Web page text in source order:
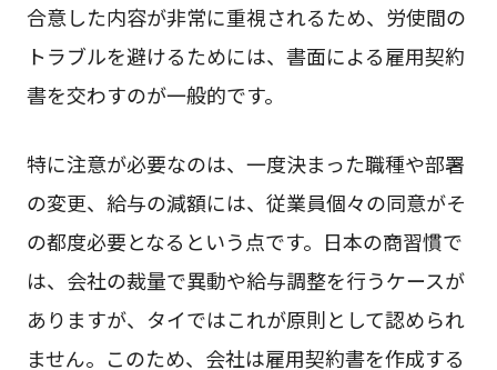
合意した内容が非常に重視されるため、労使間の
トラブルを避けるためには、書面による雇用契約
書を交わすのが一般的です。
特に注意が必要なのは、一度決まった職種や部署
の変更、給与の減額には、従業員個々の同意がそ
の都度必要となるという点です。日本の商習慣で
は、会社の裁量で異動や給与調整を行うケースが
ありますが、タイではこれが原則として認められ
ません。このため、会社は雇用契約書を作成する